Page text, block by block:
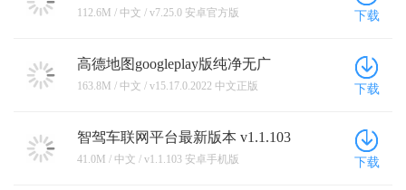
安卓官方版
112.6M / 中文 / v7.25.0 安卓官方版 下载
高德地图googleplay版纯净无广
v15.17.0.2022 中文正版
163.8M / 中文 / v15.17.0.2022 中文正版 下载
智驾车联网平台最新版本 v1.1.103
安卓手机版
41.0M / 中文 / v1.1.103 安卓手机版 下载